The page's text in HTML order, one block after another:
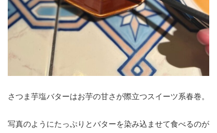
さつま芋塩バターはお芋の甘さが際立つスイーツ系春巻。
写真のようにたっぷりとバターを染み込ませて食べるのが